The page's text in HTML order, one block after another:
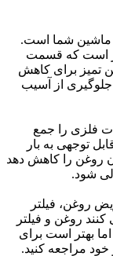
ماشین شما است.
است که قسمت
تمیز برای کاهش
از آسیب
فلزی را جمع
توجهی به بار
روغن را کاهش دهد
شود.
روغن، فیلتر
روغن و فیلتر
کنید، اما بهتر است برای
مراجعه کنید.